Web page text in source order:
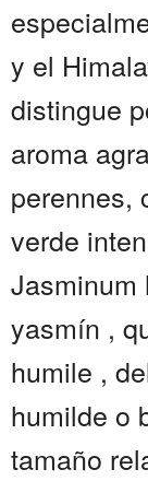
y el
distingue
aroma
perennes,
verde
Jasminum
yasmín ,
humile ,
humilde o
tamaño